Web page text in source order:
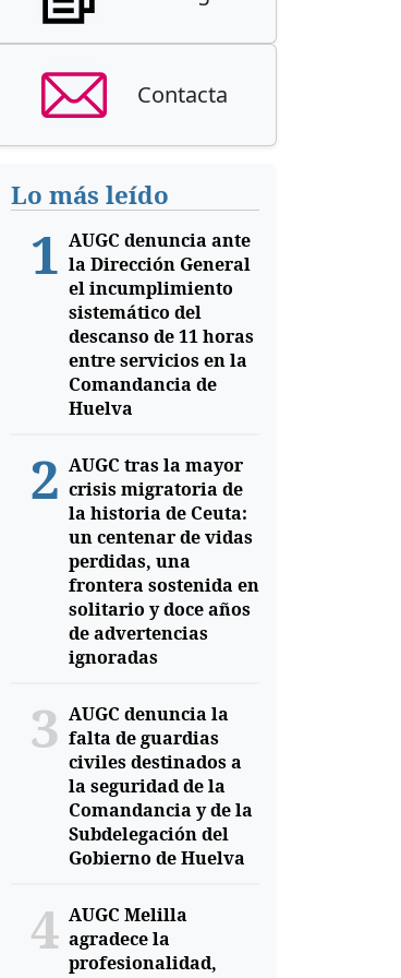
Contacta
Lo más leído
1 AUGC denuncia ante
la Dirección General
el incumplimiento
sistemático del
descanso de 11 horas
entre servicios en la
Comandancia de
Huelva
2 AUGC tras la mayor
crisis migratoria de
la historia de Ceuta:
un centenar de vidas
perdidas, una
frontera sostenida en
solitario y doce años
de advertencias
ignoradas
3 AUGC denuncia la
falta de guardias
civiles destinados a
la seguridad de la
Comandancia y de la
Subdelegación del
Gobierno de Huelva
4 AUGC Melilla
agradece la
profesionalidad,